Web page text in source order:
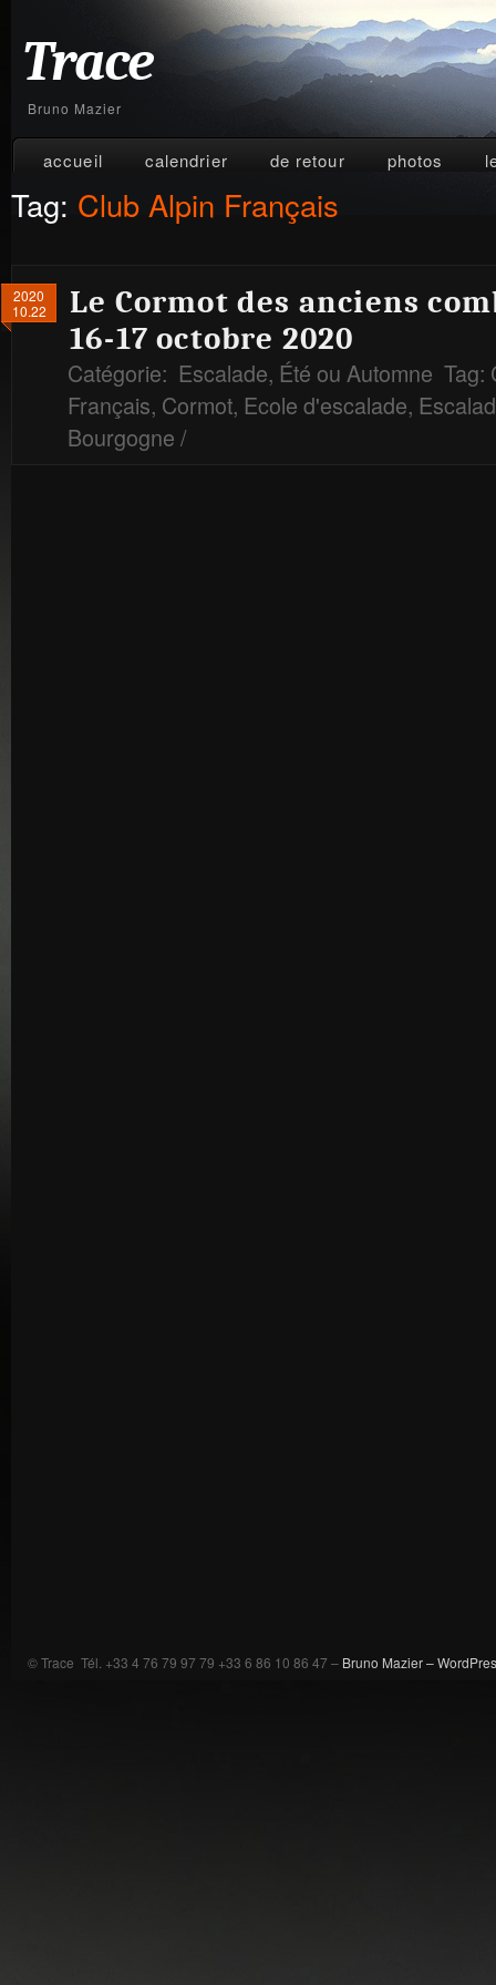
Trace
Bruno Mazier
accueil calendrier de retour photos
Tag: Club Alpin Français
2020
10.22
Le Cormot des anciens
16-17 octobre 2020
Catégorie: Escalade, Été ou Automne Tag:
Français, Cormot, Ecole d'escalade,
Bourgogne /
© Trace Tél. +33 4 76 79 97 79 +33 6 86 10 86 47 – Bruno Mazier –